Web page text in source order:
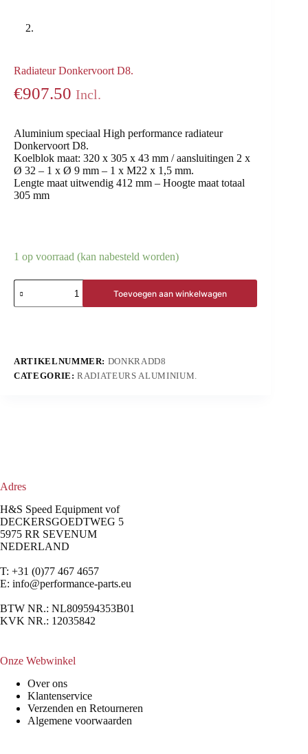
Radiateur Donkervoort D8.
€907.50 Incl.
Aluminium speciaal High performance radiateur
Donkervoort D8.
Koelblok maat: 320 x 305 x 43 mm / aansluitingen 2 x
Ø 32 – 1 x Ø 9 mm – 1 x M22 x 1,5 mm.
Lengte maat uitwendig 412 mm – Hoogte maat totaal
305 mm
1 op voorraad (kan nabesteld worden)
Toevoegen aan winkelwagen
ARTIKELNUMMER: DONKRADD8
CATEGORIE:RADIATEURS ALUMINIUM.
Adres
H&S Speed Equipment vof
DECKERSGOEDTWEG 5
5975 RR SEVENUM
NEDERLAND
T: +31 (0)77 467 4657
E: info@performance-parts.eu
BTW NR.: NL809594353B01
KVK NR.: 12035842
Onze Webwinkel
Over ons
Klantenservice
Verzenden en Retourneren
Algemene voorwaarden